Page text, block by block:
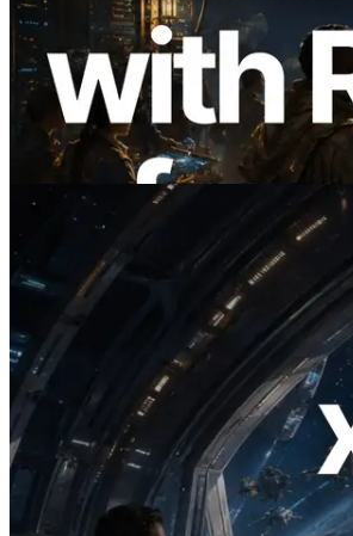
ERPC, Solana Leader Slot
7개 리전 ping 측정으로 확
Validators Information
이 글 읽기
2026.07.04
ERPC, x402 지원 Solana